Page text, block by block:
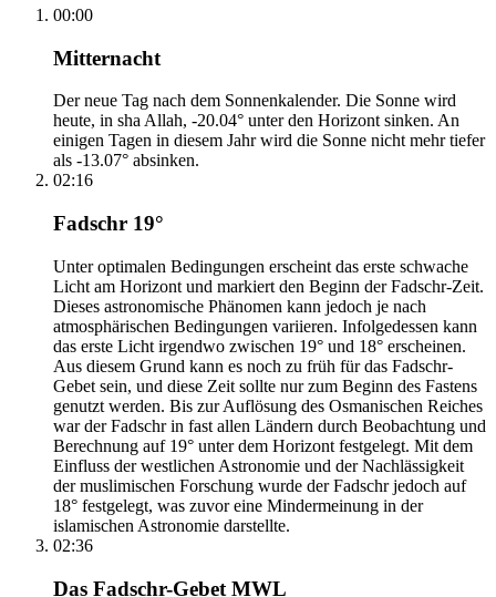
00:00
Mitternacht
Der neue Tag nach dem Sonnenkalender. Die Sonne wird
heute, in sha Allah, -20.04° unter den Horizont sinken. An
einigen Tagen in diesem Jahr wird die Sonne nicht mehr tiefer
als -13.07° absinken.
02:16
Fadschr 19°
Unter optimalen Bedingungen erscheint das erste schwache
Licht am Horizont und markiert den Beginn der Fadschr-Zeit.
Dieses astronomische Phänomen kann jedoch je nach
atmosphärischen Bedingungen variieren. Infolgedessen kann
das erste Licht irgendwo zwischen 19° und 18° erscheinen.
Aus diesem Grund kann es noch zu früh für das Fadschr-
Gebet sein, und diese Zeit sollte nur zum Beginn des Fastens
genutzt werden. Bis zur Auflösung des Osmanischen Reiches
war der Fadschr in fast allen Ländern durch Beobachtung und
Berechnung auf 19° unter dem Horizont festgelegt. Mit dem
Einfluss der westlichen Astronomie und der Nachlässigkeit
der muslimischen Forschung wurde der Fadschr jedoch auf
18° festgelegt, was zuvor eine Mindermeinung in der
islamischen Astronomie darstellte.
02:36
Das Fadschr-Gebet MWL